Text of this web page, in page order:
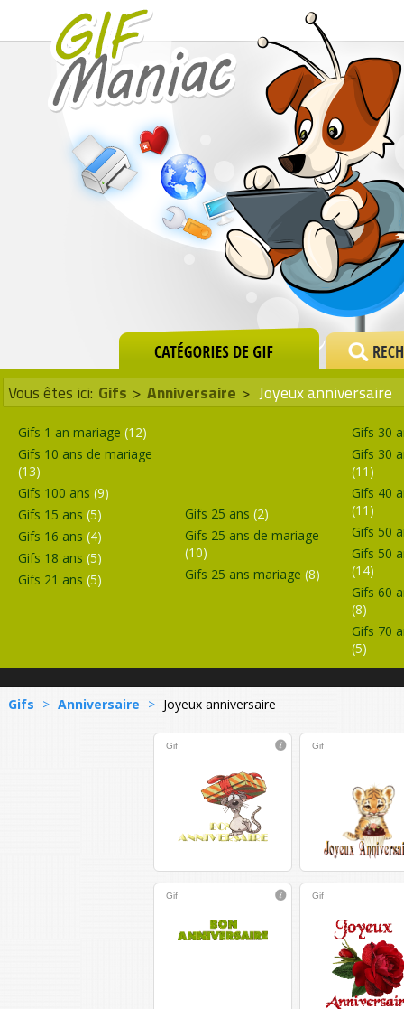
Vous êtes ici: Gifs > Anniversaire > Joyeux anniversaire
Gifs 1 an mariage (12)
Gifs 10 ans de mariage
(13)
Gifs 100 ans (9)
Gifs 15 ans (5)
Gifs 16 ans (4)
Gifs 18 ans (5)
Gifs 21 ans (5)
Gifs 25 ans (2)
Gifs 25 ans de mariage
(10)
Gifs 25 ans mariage (8)
Gifs 30
Gifs 30
(11)
Gifs 40
(11)
Gifs 50
Gifs 50
(14)
Gifs 60
(8)
Gifs 70
(5)
Gifs > Anniversaire > Joyeux anniversaire
Gif Gif
Gif Gif